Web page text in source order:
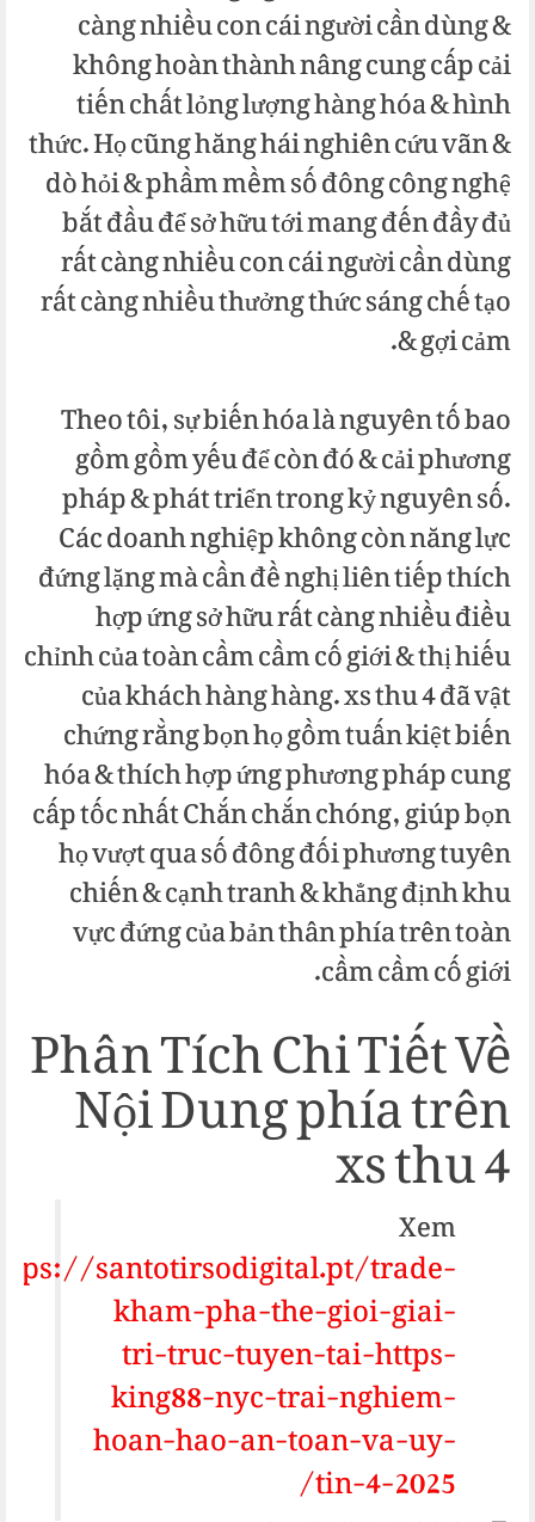
càng nhiều con cái người cần dùng &
không hoàn thành nâng cung cấp cải
tiến chất lỏng lượng hàng hóa & hình
thức. Họ cũng hăng hái nghiên cứu vãn &
dò hỏi & phầm mềm số đông công nghệ
bắt đầu để sở hữu tới mang đến đầy đủ
rất càng nhiều con cái người cần dùng
rất càng nhiều thưởng thức sáng chế tạo
& gợi cảm.
Theo tôi, sự biến hóa là nguyên tố bao
gồm gồm yếu để còn đó & cải phương
pháp & phát triển trong kỷ nguyên số.
Các doanh nghiệp không còn năng lực
đứng lặng mà cần đề nghị liên tiếp thích
hợp ứng sở hữu rất càng nhiều điều
chỉnh của toàn cầm cầm cố giới & thị hiếu
của khách hàng hàng. xs thu 4 đã vật
chứng rằng bọn họ gồm tuấn kiệt biến
hóa & thích hợp ứng phương pháp cung
cấp tốc nhất Chắn chắn chóng, giúp bọn
họ vượt qua số đông đối phương tuyên
chiến & cạnh tranh & khẳng định khu
vực đứng của bản thân phía trên toàn
cầm cầm cố giới.
Phân Tích Chi Tiết Về
Nội Dung phía trên
xs thu 4
Xem
santotirsodigital.pt/trade-
kham-pha-the-gioi-giai-
tri-truc-tuyen-tai-https-
king88-nyc-trai-nghiem-
hoan-hao-an-toan-va-uy-
tin-4-2025/